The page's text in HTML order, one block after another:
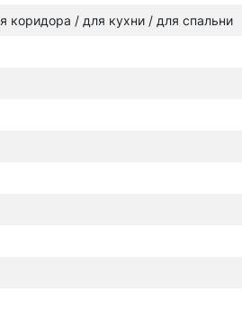
коридора / для кухни / для спальни